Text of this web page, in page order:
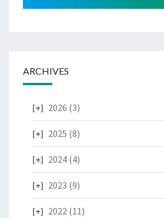
ARCHIVES
2026 (3)
2025 (8)
2024 (4)
2023 (9)
2022 (11)